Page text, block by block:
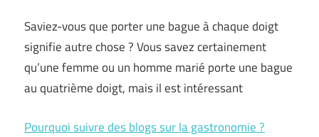
Saviez-vous que porter une bague à chaque doigt
signifie autre chose ? Vous savez certainement
qu’une femme ou un homme marié porte une bague
au quatrième doigt, mais il est intéressant
Pourquoi suivre des blogs sur la gastronomie ?